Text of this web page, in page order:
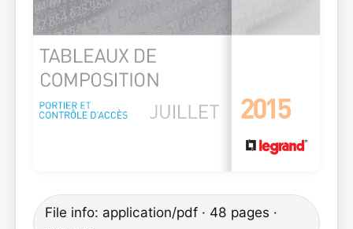
File info: application/pdf · 48 pages ·